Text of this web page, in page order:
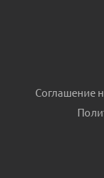
Соглашение